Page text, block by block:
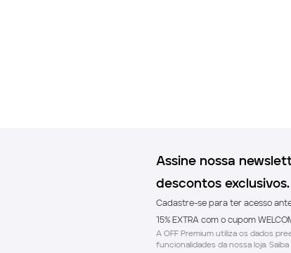
Assine nossa
descontos exclusivos.
Cadastre-se para ter acesso
15% EXTRA com o cupom
A OFF Premium utiliza os dados
funcionalidades da nossa loja.